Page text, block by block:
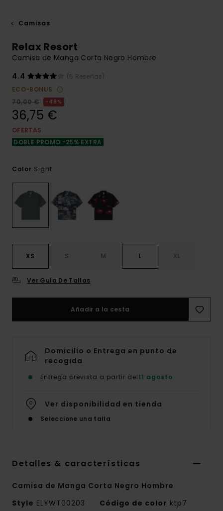
Camisas
Relax Resort
Camisa de Manga Corta Negro Hombre
4.4
(5 Reseñas)
ECO-BONUS
70,00 €
48%
36,75 €
OFERTAS
DOBLE PROMO -25% EXTRA
Color Sight
XS S M L XL
Ver Guía De Tallas
Añadir a la cesta
Domicilio o Entrega en punto de
recogida
Entrega prevista a partir del11 agosto
Ver disponibilidad en tienda
Seleccione una talla
Detalles & características
Camisa de Manga Corta Negro Hombre
Style ELYWT00203 Código de color ktp7